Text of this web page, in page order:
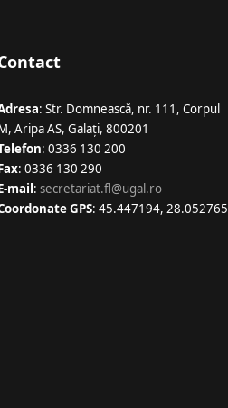
: Str. Domnească, nr. 111, Corpul
Aripa AS, Galaţi, 800201
: 0336 130 200
: 0336 130 290
mail: secretariat.fl@ugal.ro
GPS: 45.447194, 28.052765